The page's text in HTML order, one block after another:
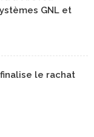
GNL et
le rachat